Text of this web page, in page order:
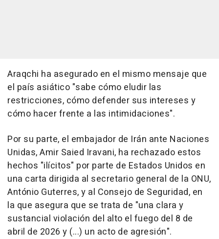
Araqchi ha asegurado en el mismo mensaje que
el país asiático "sabe cómo eludir las
restricciones, cómo defender sus intereses y
cómo hacer frente a las intimidaciones".
Por su parte, el embajador de Irán ante Naciones
Unidas, Amir Saied Iravani, ha rechazado estos
hechos "ilícitos" por parte de Estados Unidos en
una carta dirigida al secretario general de la ONU,
António Guterres, y al Consejo de Seguridad, en
la que asegura que se trata de "una clara y
sustancial violación del alto el fuego del 8 de
abril de 2026 y (...) un acto de agresión".